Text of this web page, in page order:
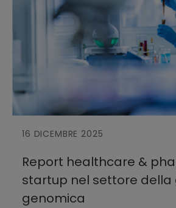
16 DICEMBRE 2025
Report healthcare &
startup nel settore della
genomica